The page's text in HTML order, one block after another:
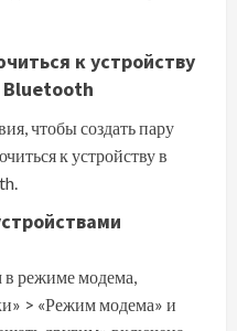
к устройству
чтобы создать пару
к устройству в
в режиме модема,
> «Режим модема» и